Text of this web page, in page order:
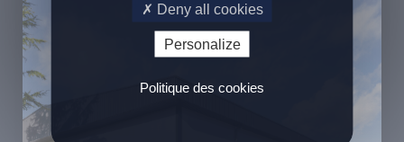
Deny all cookies
Personalize
Politique des cookies